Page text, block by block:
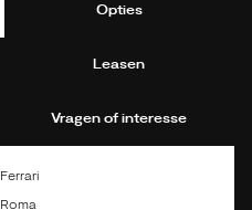
Opties
Leasen
Vragen of interesse
Ferrari
Roma